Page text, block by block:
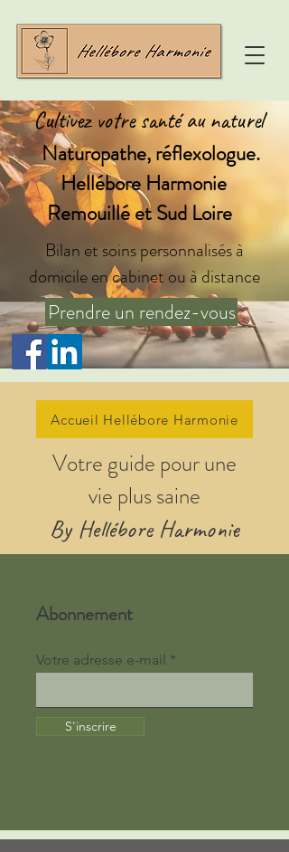
Cultivez votre santé au naturel
Naturopathe, réflexologue.
Hellébore Harmonie
Remouillé et Sud Loire
Bilan et soins personnalisés à
domicile en cabinet ou à distance
Prendre un rendez-vous
Accueil Hellébore Harmonie
Votre guide pour une
vie plus saine
By Hellébore Harmonie
Abonnement
Votre adresse e-mail
S'inscrire